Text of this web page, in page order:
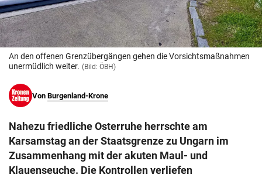
© Krone Multimedia GmbH & Co KG 2026
Muthgasse 2, 1190 Wien
An den offenen Grenzübergängen gehen die Vorsichtsmaßnahmen
unermüdlich weiter. (Bild: ÖBH)
Von Burgenland-Krone
Nahezu friedliche Osterruhe herrschte am
Karsamstag an der Staatsgrenze zu Ungarn im
Zusammenhang mit der akuten Maul- und
Klauenseuche. Die Kontrollen verliefen